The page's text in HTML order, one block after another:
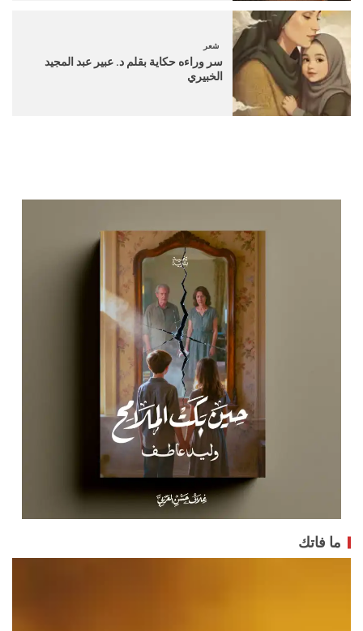
شعر
سر وراءه حكاية بقلم د. عبير عبد المجيد
الخبيري
ما فاتك